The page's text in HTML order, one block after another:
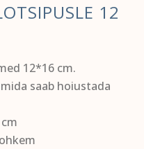
12
12*16 cm.
saab hoiustada